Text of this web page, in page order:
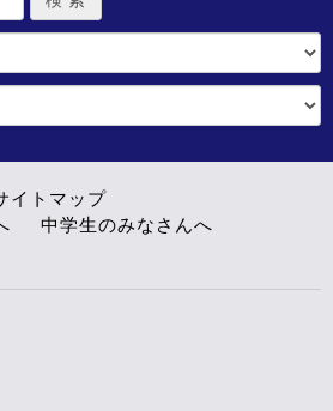
イトマップ
中学生のみなさんへ